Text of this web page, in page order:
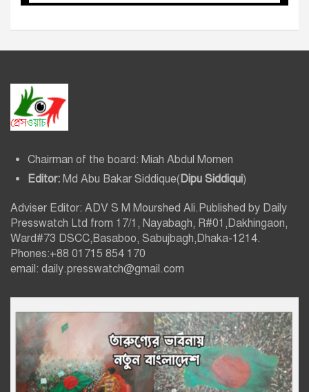
Chairman of the board: Miah Abdul Momen
Editor: Md Abu Bakar Siddique(Dipu Siddiqui)
Adviser Editor: ADV S M Mourshed Ali.Published by Daily
Presswatch Ltd from 17/1, Nayabagh, R#01,Dakhingaon,
Ward#73 DSCC,Basaboo, Sabujbagh,Dhaka-1214.
Phones:+88 01715 854 170
email: daily.presswatch@gmail.com